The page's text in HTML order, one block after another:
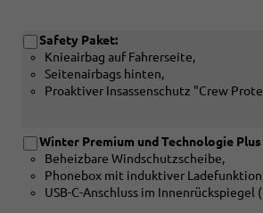
oder
[PLE]
2-
Speichen-
beheizbar
oder
[PLM]
3-
Safety Paket:
Knieairbag auf Fahrerseite,
Seitenairbags hinten,
Proaktiver Insassenschutz "Crew
Winter Premium und Technologie
Beheizbare Windschutzscheibe,
Phonebox mit induktiver
USB-C-Anschluss im Innenrückspiegel